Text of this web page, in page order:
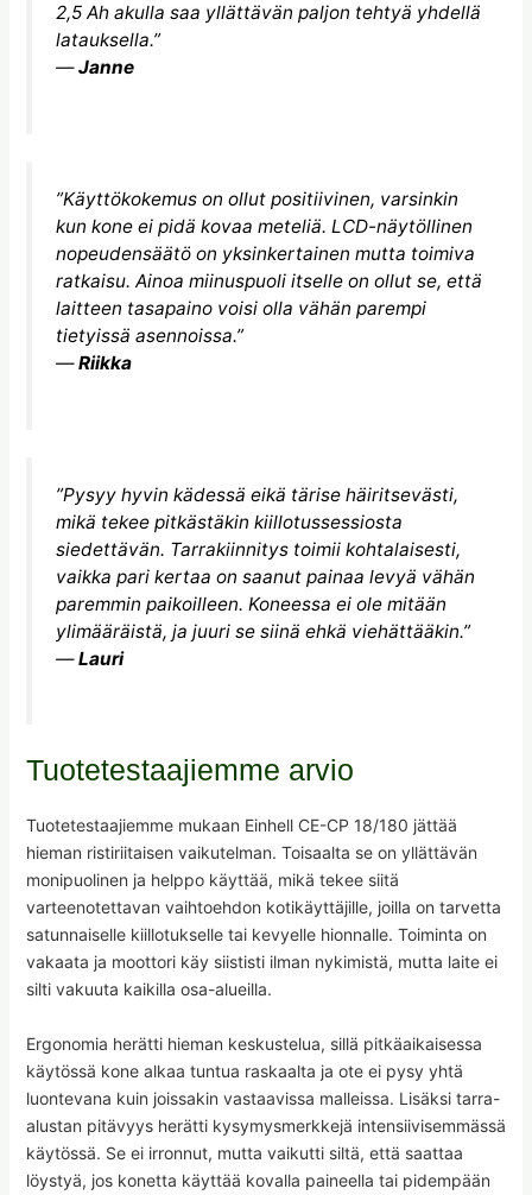
2,5 Ah akulla saa yllättävän paljon tehtyä yhdellä
latauksella.”
—Janne
”Käyttökokemus on ollut positiivinen, varsinkin
kun kone ei pidä kovaa meteliä. LCD-näytöllinen
nopeudensäätö on yksinkertainen mutta toimiva
ratkaisu. Ainoa miinuspuoli itselle on ollut se, että
laitteen tasapaino voisi olla vähän parempi
tietyissä asennoissa.”
—Riikka
”Pysyy hyvin kädessä eikä tärise häiritsevästi,
mikä tekee pitkästäkin kiillotussessiosta
siedettävän. Tarrakiinnitys toimii kohtalaisesti,
vaikka pari kertaa on saanut painaa levyä vähän
paremmin paikoilleen. Koneessa ei ole mitään
ylimääräistä, ja juuri se siinä ehkä viehättääkin.”
—Lauri
Tuotetestaajiemme arvio
Tuotetestaajiemme mukaan Einhell CE-CP 18/180 jättää
hieman ristiriitaisen vaikutelman. Toisaalta se on yllättävän
monipuolinen ja helppo käyttää, mikä tekee siitä
varteenotettavan vaihtoehdon kotikäyttäjille, joilla on tarvetta
satunnaiselle kiillotukselle tai kevyelle hionnalle. Toiminta on
vakaata ja moottori käy siististi ilman nykimistä, mutta laite ei
silti vakuuta kaikilla osa-alueilla.
Ergonomia herätti hieman keskustelua, sillä pitkäaikaisessa
käytössä kone alkaa tuntua raskaalta ja ote ei pysy yhtä
luontevana kuin joissakin vastaavissa malleissa. Lisäksi tarra-
alustan pitävyys herätti kysymysmerkkejä intensiivisemmässä
käytössä. Se ei irronnut, mutta vaikutti siltä, että saattaa
löystyä, jos konetta käyttää kovalla paineella tai pidempään